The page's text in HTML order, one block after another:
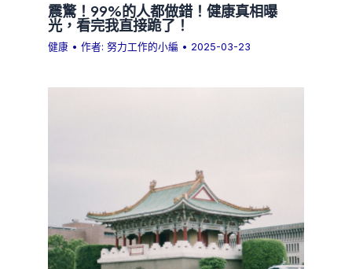
震驚！99%的人都做錯！健康真相曝
光，看完我直接跪了！
健康 • 作者:努力工作的小編 • 2025-03-23